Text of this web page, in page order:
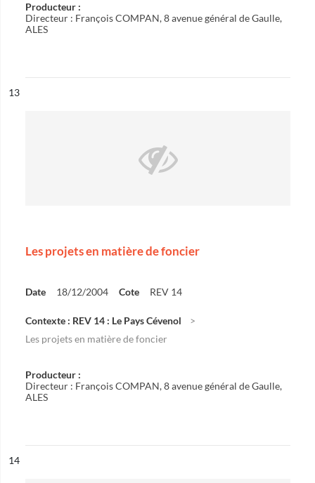
Producteur :
Directeur : François COMPAN, 8 avenue général de Gaulle,
ALES
n°
13
Les projets en matière de foncier
Date 18/12/2004 Cote REV 14
Contexte : REV 14 : Le Pays Cévenol
Les projets en matière de foncier
Producteur :
Directeur : François COMPAN, 8 avenue général de Gaulle,
ALES
n°
14